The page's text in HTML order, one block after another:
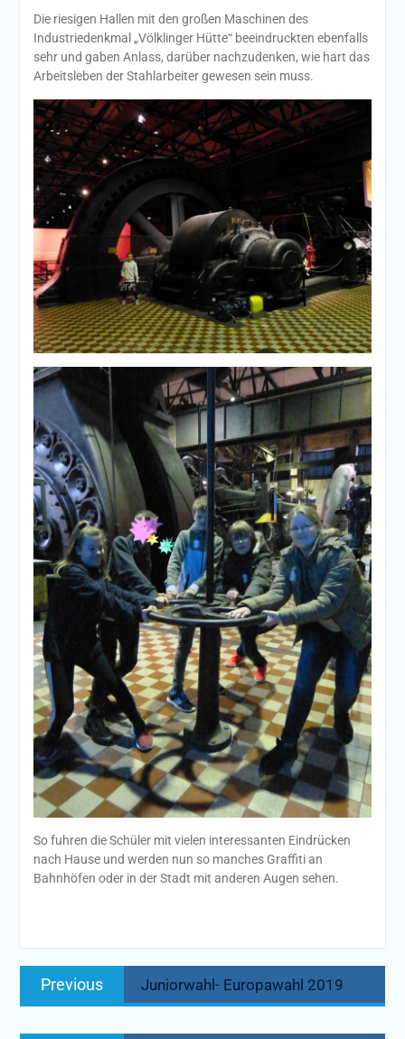
Die riesigen Hallen mit den großen Maschinen des
Industriedenkmal „Völklinger Hütte“ beeindruckten ebenfalls
sehr und gaben Anlass, darüber nachzudenken, wie hart das
Arbeitsleben der Stahlarbeiter gewesen sein muss.
So fuhren die Schüler mit vielen interessanten Eindrücken
nach Hause und werden nun so manches Graffiti an
Bahnhöfen oder in der Stadt mit anderen Augen sehen.
Beitragsnavigation
Previous
Previous
post:
Juniorwahl- Europawahl 2019